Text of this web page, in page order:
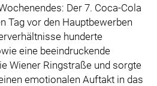
Der 7. Coca-Cola
Tag vor den Hauptbewerben
hunderte
eine beeindruckende
Wiener Ringstraße und sorgte
emotionalen Auftakt in das